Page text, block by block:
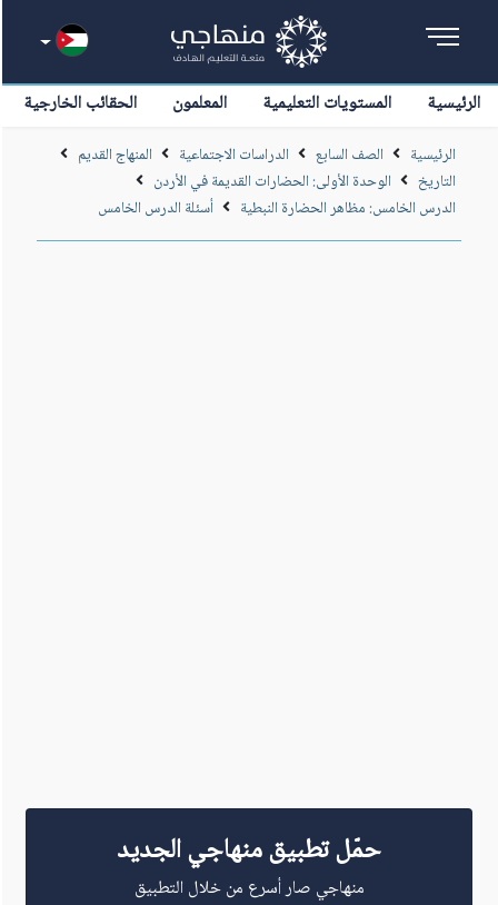
الرئيسية المستويات التعليمية المعلمون الحقائب الخارجية
الرئيسية الصف السابع الدراسات الاجتماعية
المنهاج القديم
التاريخ
الوحدة الأولى: الحضارات القديمة في الأردن
الدرس الخامس: مظاهر الحضارة النبطية
أسئلة الدرس الخامس
حمّل تطبيق منهاجي الجديد
منهاجي صار أسرع من خلال التطبيق